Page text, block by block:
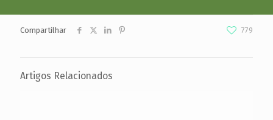
Compartilhar 779
Artigos Relacionados